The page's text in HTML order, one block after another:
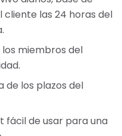
las 24 horas del
miembros del
de los plazos del
fácil de usar para una